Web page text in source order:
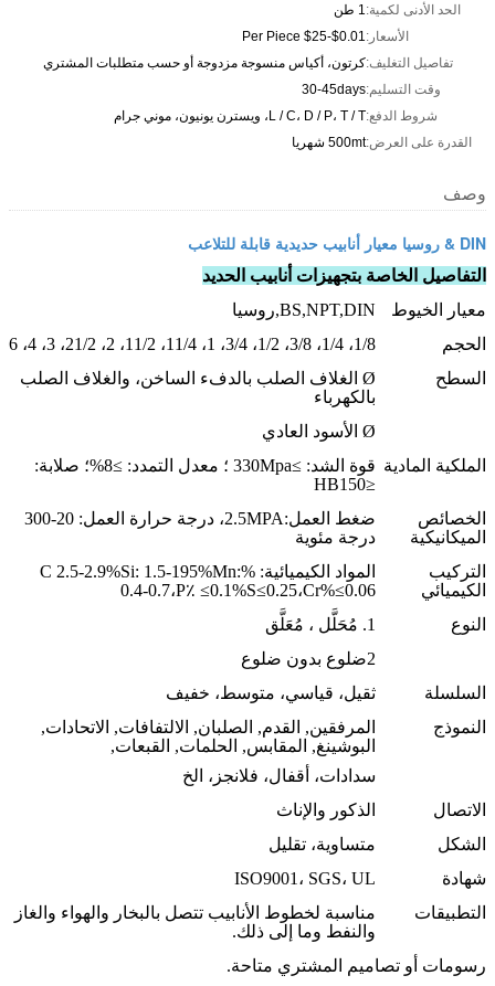
الحد الأدنى لكمية:1 طن
الأسعار:$0.01-$25 Per Piece
تفاصيل التغليف:كرتون، أكياس منسوجة مزدوجة أو حسب متطلبات المشتري
وقت التسليم:30-45days
شروط الدفع:L / C، D / P، T / T، ويسترن يونيون، موني جرام
القدرة على العرض:500mt شهريا
وصف
DIN & روسيا معيار أنابيب حديدية قابلة للتلاعب
التفاصيل الخاصة بتجهيزات أنابيب الحديد
معيار الخيوط
BS,NPT,DIN,روسيا
الحجم
1/8، 1/4، 3/8، 1/2، 3/4، 1، 11/4، 11/2، 2، 21/2، 3، 4، 6
السطح
Ø الغلاف الصلب بالدفء الساخن، والغلاف الصلب
بالكهرباء
Ø الأسود العادي
الملكية المادية
قوة الشد: ≥330Mpa ؛ معدل التمدد: ≥8%؛ صلابة:
≤HB150
الخصائص
الميكانيكية
ضغط العمل:2.5MPA، درجة حرارة العمل: 20-300
درجة مئوية
التركيب
الكيميائي
المواد الكيميائية: %C 2.5-2.9%Si: 1.5-195%Mn:
0.4-0.7،P٪ ≤0.1%S≤0.25،Cr%≤0.06
النوع
1. مُحَلَّل ، مُعَلَّق
2ضلوع بدون ضلوع
السلسلة
ثقيل، قياسي، متوسط، خفيف
النموذج
المرفقين, القدم, الصلبان, الالتفافات, الاتحادات,
البوشينغ, المقابس, الحلمات, القبعات,
سدادات، أقفال، فلانجز، الخ
الاتصال
الذكور والإناث
الشكل
متساوية، تقليل
شهادة
ISO9001، SGS، UL
التطبيقات
مناسبة لخطوط الأنابيب تتصل بالبخار والهواء والغاز
والنفط وما إلى ذلك.
رسومات أو تصاميم المشتري متاحة.